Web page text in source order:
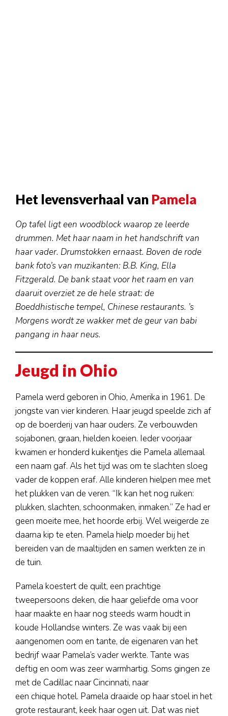
Het levensverhaal van Pamela
Op tafel ligt een woodblock waarop ze leerde
drummen. Met haar naam in het handschrift van
haar vader. Drumstokken ernaast. Boven de rode
bank foto’s van muzikanten: B.B. King, Ella
Fitzgerald. De bank staat voor het raam en van
daaruit overziet ze de hele straat: de
Boeddhistische tempel, Chinese restaurants. ’s
Morgens wordt ze wakker met de geur van babi
pangang in haar neus.
Jeugd in Ohio
Pamela werd geboren in Ohio, Amerika in 1961. De
jongste van vier kinderen. Haar jeugd speelde zich af
op de boerderij van haar ouders. Ze verbouwden
sojabonen, graan, hielden koeien. Ieder voorjaar
kwamen er honderd kuikentjes die Pamela allemaal
een naam gaf. Als het tijd was om te slachten sloeg
vader de koppen eraf. Alle kinderen hielpen mee met
het plukken van de veren. “Ik kan het nog ruiken:
plukken, slachten, schoonmaken, inmaken.” Ze had er
geen moeite mee, het hoorde erbij. Wel weigerde ze
daarna kip te eten. Pamela hielp moeder bij het
bereiden van de maaltijden en samen werkten ze in
de tuin.
Pamela koestert de quilt, een prachtige
tweepersoons deken, die haar geliefde oma voor
haar maakte en haar nog steeds warm houdt in
koude Hollandse winters. Ze was vaak bij een
aangenomen oom en tante, de eigenaren van het
bedrijf waar Pamela’s vader werkte. Tante was
deftig en oom was zeer warmhartig. Soms gingen ze
met de Cadillac naar Cincinnati, naar
een chique hotel. Pamela draaide op haar stoel in het
grote restaurant, keek haar ogen uit. Dat was niet